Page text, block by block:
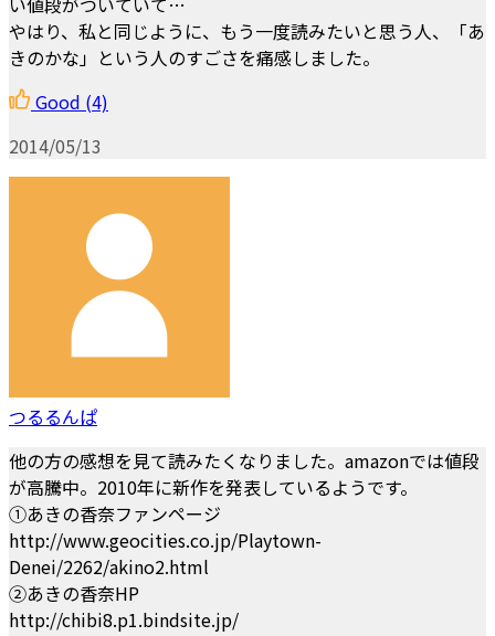
やはり、私と同じように、もう一度読みたいと思う人、「あ
きのかな」という人のすごさを痛感しました。
Good (4)
2014/05/13
つるるんぱ
他の方の感想を見て読みたくなりました。amazonでは値段
が高騰中。2010年に新作を発表しているようです。
①あきの香奈ファンページ
http://www.geocities.co.jp/Playtown-
Denei/2262/akino2.html
②あきの香奈HP
http://chibi8.p1.bindsite.jp/